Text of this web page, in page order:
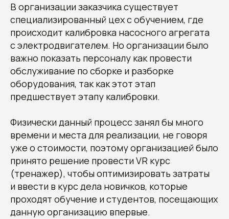
В организации заказчика существует
специализированный цех с обучением, где
происходит калибровка насосного агрегата
с электродвигателем. Но организации было
важно показать персоналу как провести
обслуживание по сборке и разборке
оборудования, так как этот этап
предшествует этапу калибровки.
Физически данный процесс занял бы много
времени и места для реализации, не говоря
уже о стоимости, поэтому организацией было
принято решение провести VR курс
(тренажер), чтобы оптимизировать затраты
и ввести в курс дела новичков, которые
проходят обучение и студентов, посещающих
данную организацию впервые.